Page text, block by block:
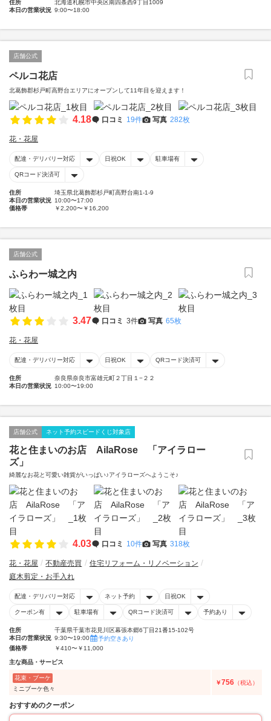
住所
北海道札幌市中央区南四条西9丁目1009
本日の営業状況 9:00〜18:00
店舗公式
ペルコ花店
北葛飾郡杉戸町高野台エリアにオープンして11年目を迎えます！
4.18 口コミ 19件 写真 282枚
花・花屋
配達・デリバリー対応 日祝OK 駐車場有
QRコード決済可
住所
埼玉県北葛飾郡杉戸町高野台南1-1-9
本日の営業状況 10:00〜17:00
価格帯
￥2,200〜￥16,200
店舗公式
ふらわー城之内
3.47 口コミ 3件 写真 65枚
花・花屋
配達・デリバリー対応 日祝OK QRコード決済可
住所
奈良県奈良市富雄元町２丁目１−２２
本日の営業状況 10:00〜19:00
店舗公式 ネット予約スピードくじ対象店
花と住まいのお店 AilaRose 「アイラロー
ズ」
綺麗なお花と可愛い雑貨がいっぱい♪アイラローズへようこそ♪
4.03 口コミ 10件 写真 318枚
花・花屋 不動産売買
住宅リフォーム・リノベーション
庭木剪定・お手入れ
配達・デリバリー対応 ネット予約 日祝OK
クーポン有 駐車場有 QRコード決済可 予約あり
住所
千葉県千葉市花見川区幕張本郷6丁目21番15-102号
本日の営業状況 9:30〜19:00
予約空きあり
価格帯
￥410〜￥11,000
主な商品・サービス
花束・ブーケ
ミニブーケ色々
￥756 （税込）
おすすめのクーポン